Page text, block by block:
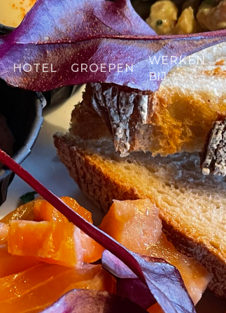
HOTEL GROEPEN
WERKEN
BIJ